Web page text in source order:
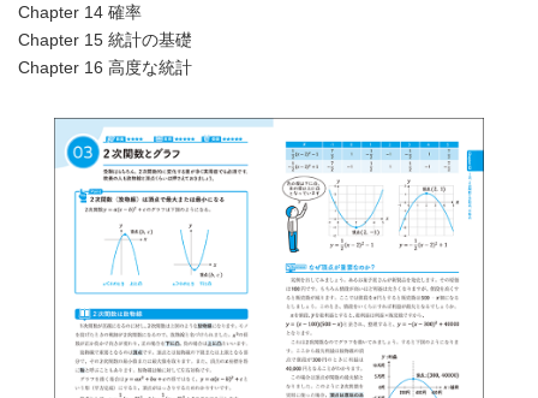
Chapter 14 確率
Chapter 15 統計の基礎
Chapter 16 高度な統計